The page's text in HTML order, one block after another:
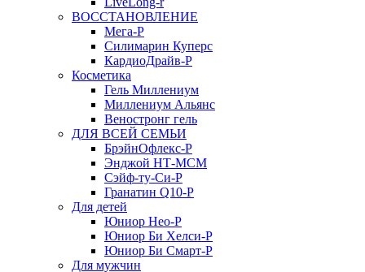
ВОССТАНОВЛЕНИЕ
Мега-Р
Силимарин Куперс
КардиоДрайв-Р
Косметика
Гель Миллениум
Миллениум Альянс
Веностронг гель
ДЛЯ ВСЕЙ СЕМЬИ
БрэйнОфлекс-Р
Энджой НТ-МСМ
Сэйф-ту-Си-Р
Гранатин Q10-Р
Для детей
Юниор Нео-Р
Юниор Би Хелси-Р
Юниор Би Смарт-Р
Для мужчин